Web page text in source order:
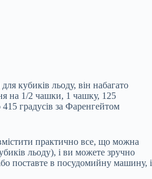
кубиків льоду, він набагато
на 1/2 чашки, 1 чашку, 125
415 градусів за Фаренгейтом
практично все, що можна
льоду), і ви можете зручно
поставте в посудомийну машину, і